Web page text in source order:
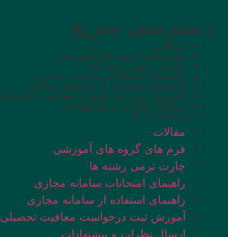
دسترسی سریع
مقالات
فرم های گروه های آموزشی
چارت ترمی رشته ها
راهنمای امتحانات سامانه مجازی
راهنمای استفاده از سامانه مجازی
آموزش ثبت درخواست معافیت تحصیلی
ارسال نظرات و پیشنهادات
ارتباط با ما
مقالات
فرم های گروه های آموزشی
چارت ترمی رشته ها
راهنمای امتحانات سامانه مجازی
راهنمای استفاده از سامانه مجازی
آموزش ثبت درخواست معافیت تحصیلی
ارسال نظرات و پیشنهادات